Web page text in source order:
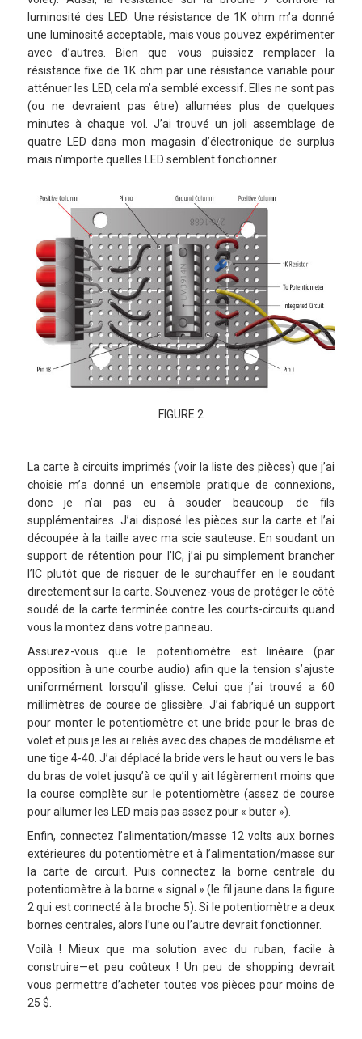
luminosité des LED. Une résistance de 1K ohm m’a donné
une luminosité acceptable, mais vous pouvez expérimenter
avec d’autres. Bien que vous puissiez remplacer la
résistance fixe de 1K ohm par une résistance variable pour
atténuer les LED, cela m’a semblé excessif. Elles ne sont pas
(ou ne devraient pas être) allumées plus de quelques
minutes à chaque vol. J’ai trouvé un joli assemblage de
quatre LED dans mon magasin d’électronique de surplus
mais n’importe quelles LED semblent fonctionner.
FIGURE 2
La carte à circuits imprimés (voir la liste des pièces) que j’ai
choisie m’a donné un ensemble pratique de connexions,
donc je n’ai pas eu à souder beaucoup de fils
supplémentaires. J’ai disposé les pièces sur la carte et l’ai
découpée à la taille avec ma scie sauteuse. En soudant un
support de rétention pour l’IC, j’ai pu simplement brancher
l’IC plutôt que de risquer de le surchauffer en le soudant
directement sur la carte. Souvenez-vous de protéger le côté
soudé de la carte terminée contre les courts-circuits quand
vous la montez dans votre panneau.
Assurez-vous que le potentiomètre est linéaire (par
opposition à une courbe audio) afin que la tension s’ajuste
uniformément lorsqu’il glisse. Celui que j’ai trouvé a 60
millimètres de course de glissière. J’ai fabriqué un support
pour monter le potentiomètre et une bride pour le bras de
volet et puis je les ai reliés avec des chapes de modélisme et
une tige 4-40. J’ai déplacé la bride vers le haut ou vers le bas
du bras de volet jusqu’à ce qu’il y ait légèrement moins que
la course complète sur le potentiomètre (assez de course
pour allumer les LED mais pas assez pour « buter »).
Enfin, connectez l’alimentation/masse 12 volts aux bornes
extérieures du potentiomètre et à l’alimentation/masse sur
la carte de circuit. Puis connectez la borne centrale du
potentiomètre à la borne « signal » (le fil jaune dans la figure
2 qui est connecté à la broche 5). Si le potentiomètre a deux
bornes centrales, alors l’une ou l’autre devrait fonctionner.
Voilà ! Mieux que ma solution avec du ruban, facile à
construire—et peu coûteux ! Un peu de shopping devrait
vous permettre d’acheter toutes vos pièces pour moins de
25 $.